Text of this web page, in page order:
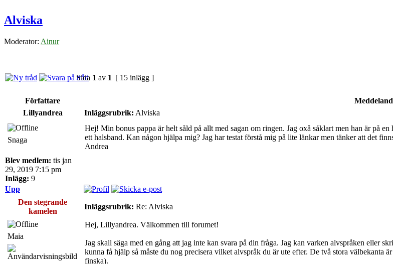
Alviska
Moderator: Ainur
Sida 1 av 1 [ 15 inlägg ]
Författare
Lillyandrea
Inläggsrubrik: Alviska
Snaga
Blev medlem: tis jan
29, 2019 7:15 pm
Inlägg: 9
Hej! Min bonus pappa är helt såld på allt med sagan om ringen. Jag oxå såklart men han är på
ett halsband. Kan någon hjälpa mig? Jag har testat förstå mig på lite länkar men tänker att det
Andrea
Upp
Den stegrande
kamelen
Inläggsrubrik: Re: Alviska
Maia
Hej, Lillyandrea. Välkommen till forumet!
Jag skall säga med en gång att jag inte kan svara på din fråga. Jag kan varken alvspråken eller
kunna få hjälp så måste du nog precisera vilket alvspråk du är ute efter. De två stora
finska).